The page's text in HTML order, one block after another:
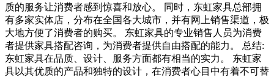
质的服务让消费者感到惊喜和放心。 同时，东虹家具总部拥
有多家实体店，分布在全国各大城市，并有网上销售渠道，极
大地方便了消费者的购买。 东虹家具的专业销售人员为消费
者提供家具搭配咨询，为消费者提供自由搭配的能力。 总结:
东虹家具在品质、设计、服务方面都有相当的实力。 东虹家
具以其优质的产品和独特的设计，在消费者心目中有着不可替